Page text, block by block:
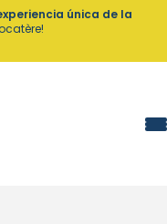
única de la